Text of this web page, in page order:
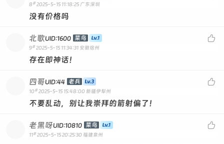
8 # 2025-5-15 11:18:25 广东深圳
没有价格吗

北歌UID:1600 菜鸟
9# 2025-5-15 11:34:31 安徽宿州
存在即神话！

四哥UID:44 老兵
10 # 2025-5-15 15:48:00 新疆伊犁州
不要乱动，别让我崇拜的箭射偏了！

老黑呀UID:10810 菜鸟
11# 2025-5-15 20:25:30 福建泉州